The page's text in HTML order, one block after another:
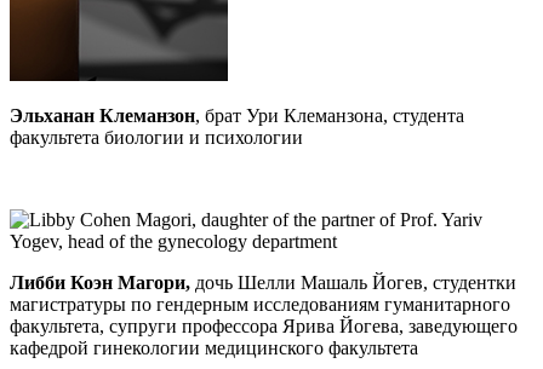
Эльханан Клеманзон, брат Ури Клеманзона, студента
факультета биологии и психологии
Либби Коэн Магори, дочь Шелли Машаль Йогев, студентки
магистратуры по гендерным исследованиям гуманитарного
факультета, супруги профессора Ярива Йогева, заведующего
кафедрой гинекологии медицинского факультета